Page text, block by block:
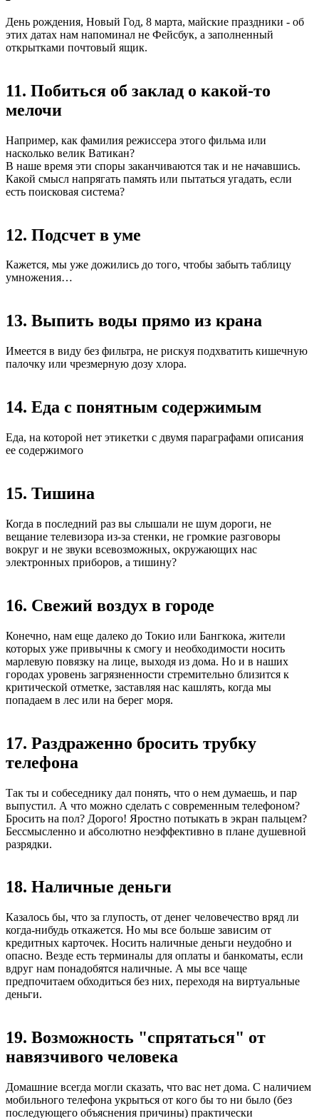
День рождения, Новый Год, 8 марта, майские праздники - об
этих датах нам напоминал не Фейсбук, а заполненный
открытками почтовый ящик.
11. Побиться об заклад о какой-то
мелочи
Например, как фамилия режиссера этого фильма или
насколько велик Ватикан?
В наше время эти споры заканчиваются так и не начавшись.
Какой смысл напрягать память или пытаться угадать, если
есть поисковая система?
12. Подсчет в уме
Кажется, мы уже дожились до того, чтобы забыть таблицу
умножения…
13. Выпить воды прямо из крана
Имеется в виду без фильтра, не рискуя подхватить кишечную
палочку или чрезмерную дозу хлора.
14. Еда с понятным содержимым
Еда, на которой нет этикетки с двумя параграфами описания
ее содержимого
15. Тишина
Когда в последний раз вы слышали не шум дороги, не
вещание телевизора из-за стенки, не громкие разговоры
вокруг и не звуки всевозможных, окружающих нас
электронных приборов, а тишину?
16. Свежий воздух в городе
Конечно, нам еще далеко до Токио или Бангкока, жители
которых уже привычны к смогу и необходимости носить
марлевую повязку на лице, выходя из дома. Но и в наших
городах уровень загрязненности стремительно близится к
критической отметке, заставляя нас кашлять, когда мы
попадаем в лес или на берег моря.
17. Раздраженно бросить трубку
телефона
Так ты и собеседнику дал понять, что о нем думаешь, и пар
выпустил. А что можно сделать с современным телефоном?
Бросить на пол? Дорого! Яростно потыкать в экран пальцем?
Бессмысленно и абсолютно неэффективно в плане душевной
разрядки.
18. Наличные деньги
Казалось бы, что за глупость, от денег человечество вряд ли
когда-нибудь откажется. Но мы все больше зависим от
кредитных карточек. Носить наличные деньги неудобно и
опасно. Везде есть терминалы для оплаты и банкоматы, если
вдруг нам понадобятся наличные. А мы все чаще
предпочитаем обходиться без них, переходя на виртуальные
деньги.
19. Возможность "спрятаться" от
навязчивого человека
Домашние всегда могли сказать, что вас нет дома. С наличием
мобильного телефона укрыться от кого бы то ни было (без
последующего объяснения причины) практически